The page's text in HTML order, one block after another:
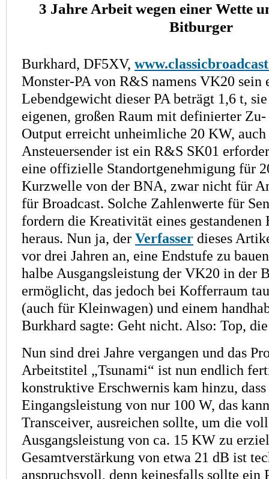
3 Jahre Arbeit wegen einer Wette
Bitburger
Burkhard, DF5XV,
Monster-PA von R&S namens VK20 sein
Lebendgewicht dieser PA beträgt 1,6 t,
eigenen, großen Raum mit definierter
Output erreicht unheimliche 20 KW,
Ansteuersender ist ein R&S SK01
eine offizielle Standortgenehmigung für
Kurzwelle von der BNA, zwar nicht für
für Broadcast. Solche Zahlen­werte für
fordern die Kreativität eines gestandenen
heraus. Nun ja, der Verfasser dieses
vor drei Jahren an, eine Endstufe zu
halbe Aus­gangs­leistung der VK20 in der
ermöglicht, das jedoch bei Kofferraum
(auch für Kleinwagen) und einem
Burkhard sagte: Geht nicht. Also: Top,
Nun sind drei Jahre vergangen und das
Arbeitstitel „Tsunami“ ist nun endlich
konstruktive Erschwernis kam hinzu, dass
Eingangsleistung von nur 100 W, das
Transceiver, ausreichen sollte, um die
Ausgangsleistung von ca. 15 KW zu
Gesamtverstärkung von etwa 21 dB ist
anspruchsvoll, denn keines­falls sollte ein